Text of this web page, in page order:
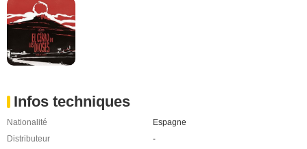
Infos techniques
Nationalité
Espagne
Distributeur
-